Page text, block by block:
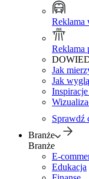
Reklama
Reklama
Jak
Jak
Sprawdź
Branże
Branże
E-
Edukacja